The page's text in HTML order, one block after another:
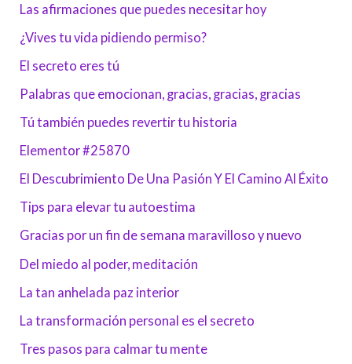
p
o
r
:
Las afirmaciones que puedes necesitar hoy
¿Vives tu vida pidiendo permiso?
El secreto eres tú
Palabras que emocionan, gracias, gracias, gracias
Tú también puedes revertir tu historia
Elementor #25870
El Descubrimiento De Una Pasión Y El Camino Al Éxito
Tips para elevar tu autoestima
Gracias por un fin de semana maravilloso y nuevo
Del miedo al poder, meditación
La tan anhelada paz interior
La transformación personal es el secreto
Tres pasos para calmar tu mente